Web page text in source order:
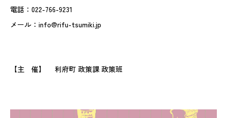
電話：022-766-9231
メール：info@rifu-tsumiki.jp
【主 催】 利府町 政策課 政策班